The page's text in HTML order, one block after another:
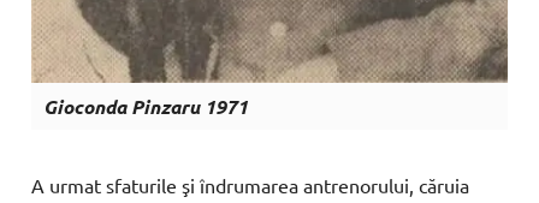
Gioconda Pinzaru 1971
A urmatsfaturileşiîndrumarea antrenorului,căruia